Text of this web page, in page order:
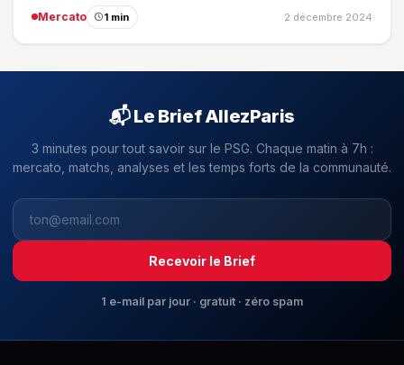
Mercato 1 min 2 décembre 2024
📬 Le Brief AllezParis
3 minutes pour tout savoir sur le PSG. Chaque matin à 7h :
mercato, matchs, analyses et les temps forts de la communauté.
Recevoir le Brief
1 e-mail par jour · gratuit · zéro spam